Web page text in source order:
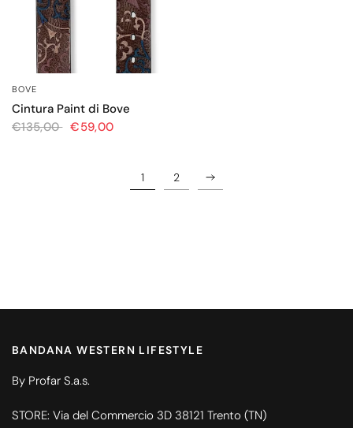
BOVE
Cintura Paint di Bove
€135,00 €59,00
1 2
BANDANA WESTERN LIFESTYLE
By Profar S.a.s.
STORE: Via del Commercio 3D 38121 Trento (TN)